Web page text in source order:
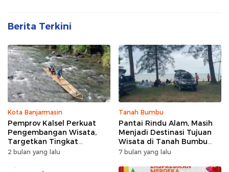
Berita Terkini
Kota Banjarmasin
Pemprov Kalsel Perkuat
Pengembangan Wisata,
Targetkan Tingkat
Kunjungan Naik 5 Persen di
2 bulan yang lalu
Tanah Bumbu
Pantai Rindu Alam, Masih
Menjadi Destinasi Tujuan
Wisata di Tanah Bumbu
dengan Rindangnya Pohon
7 bulan yang lalu